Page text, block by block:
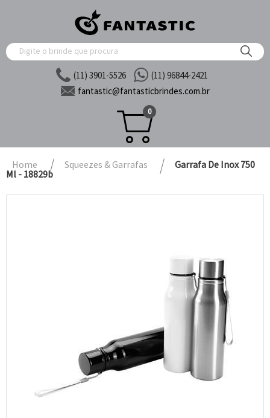
(11) 3901-5526
(11) 96844-2421
fantastic@fantasticbrindes.com.br
0
Home Squeezes & Garrafas
Garrafa De Inox 750
Ml - 18829b